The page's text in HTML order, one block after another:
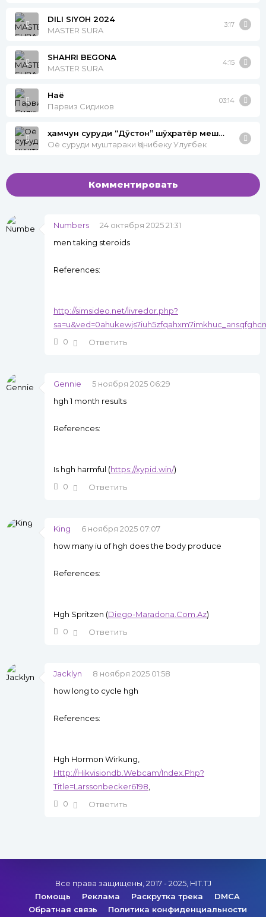
DILI SIYOH 2024
MASTER SURA
3:17
SHAHRI BEGONA
MASTER SURA
4:15
Наё
Парвиз Сидиков
03:14
ҳамчун суруди “Дӯстон” шӯҳратёр мешавад?
Оё суруди муштараки Ҷонибеку Улуғбек
Комментировать
Numbers
24 октября 2025 21:31
men taking steroids
References:
http://simsideo.net/livredor.php?
0
Ответить
Gennie
5 ноября 2025 06:29
hgh 1 month results
References:
Is hgh harmful (https://xypid.win/)
0
Ответить
King
6 ноября 2025 07:07
how many iu of hgh does the body produce
References:
Hgh Spritzen (Diego-Maradona.Com.Az)
0
Ответить
Jacklyn
8 ноября 2025 01:58
how long to cycle hgh
References:
Hgh Hormon Wirkung,
Http://Hikvisiondb.Webcam/Index.Php?
Title=Larssonbecker6198
0
Ответить
Все права защищены, 2017 - 2025, HIT.TJ
Помощь
Реклама Раскрутка трека
DMCA
Обратная связь
Политика конфиденциальности